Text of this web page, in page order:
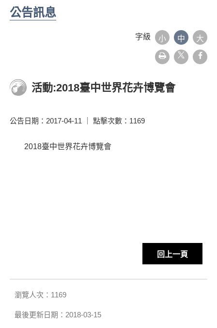
公告訊息
字級 小 中 大
友
善
活動:2018臺中世界花卉博覽會
公告日期：2017-04-11 ｜ 點擊次數：1169
2018臺中世界花卉博覽會
回上一頁
瀏覽人次：1169
最後更新日期：2018-03-15